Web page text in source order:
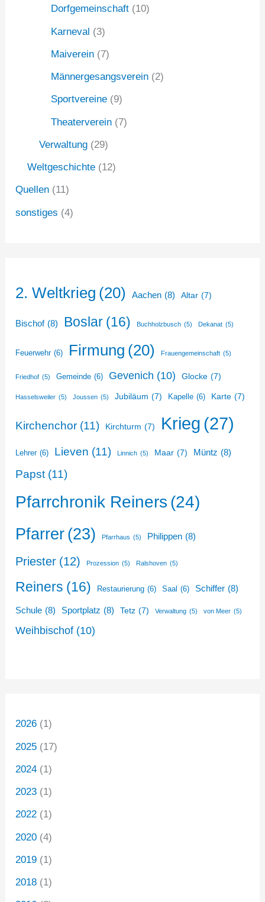
Dorfgemeinschaft (10)
Karneval (3)
Maiverein (7)
Männergesangsverein (2)
Sportvereine (9)
Theaterverein (7)
Verwaltung (29)
Weltgeschichte (12)
Quellen (11)
sonstiges (4)
2. Weltkrieg (20) Aachen (8) Altar (7)
Bischof (8) Boslar (16) Buchholzbusch (5) Dekanat (5)
Feuerwehr (6) Firmung (20) Frauengemeinschaft (5)
Friedhof (5) Gemeinde (6) Gevenich (10) Glocke (7)
Hasselsweiler (5) Joussen (5) Jubiläum (7) Kapelle (6) Karte (7)
Kirchenchor (11) Kirchturm (7) Krieg (27)
Lehrer (6) Lieven (11) Linnich (5) Maar (7) Müntz (8)
Papst (11)
Pfarrchronik Reiners (24)
Pfarrer(23) Pfarrhaus (5) Philippen (8)
Priester (12) Prozession (5) Ralshoven (5)
Reiners (16) Restaurierung (6) Saal (6) Schiffer (8)
Schule (8) Sportplatz (8) Tetz (7) Verwaltung (5) von Meer (5)
Weihbischof (10)
2026 (1)
2025 (17)
2024 (1)
2023 (1)
2022 (1)
2020 (4)
2019 (1)
2018 (1)